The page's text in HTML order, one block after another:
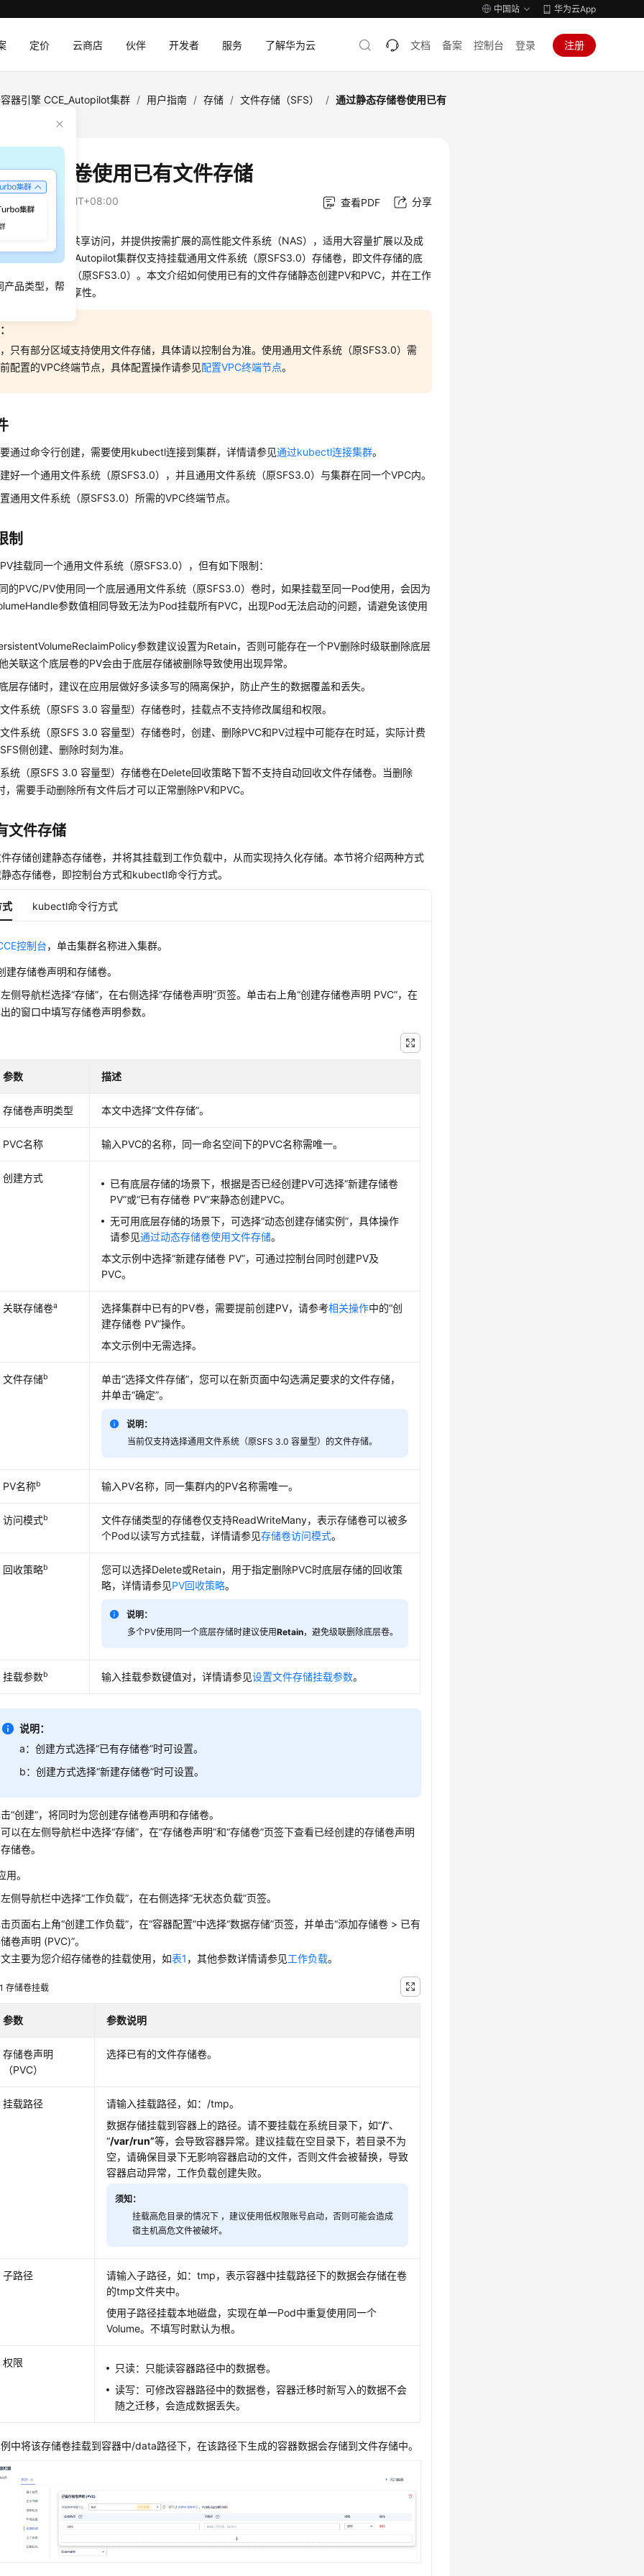
中国站 华为云App
定价 云商店 伙伴 开发者 服务 了解华为云 文档 备案 控制台 登录 注册
产品类型，帮
器引擎 CCE_Autopilot集群 / 用户指南 / 存储 / 文件存储（SFS） / 通过静态存储卷使用已有
态存储卷使用已有文件存储
2026-01-06 GMT+08:00 查看PDF 分享
）是一种可共享访问，并提供按需扩展的高性能文件系统（NAS），适用大容量扩展以及成
务场景。CCE Autopilot集群仅支持挂载通用文件系统（原SFS3.0）存储卷，即文件存储的底
通用文件系统（原SFS3.0）。本文介绍如何使用已有的文件存储静态创建PV和PVC，并在工作
据持久化与共享性。
只有部分区域支持使用文件存储，具体请以控制台为准。使用通用文件系统（原SFS3.0）需
配置的VPC终端节点，具体配置操作请参见配置VPC终端节点。
通过命令行创建，需要使用kubectl连接到集群，详情请参见通过kubectl连接集群。
好一个通用文件系统（原SFS3.0），并且通用文件系统（原SFS3.0）与集群在同一个VPC内。
通用文件系统（原SFS3.0）所需的VPC终端节点。
制
挂载同一个通用文件系统（原SFS3.0），但有如下限制：
的PVC/PV使用同一个底层通用文件系统（原SFS3.0）卷时，如果挂载至同一Pod使用，会因为
参数值相同导致无法为Pod挂载所有PVC，出现Pod无法启动的问题，请避免该使用
参数建议设置为Retain，否则可能存在一个PV删除时级联删除底层
关联这个底层卷的PV会由于底层存储被删除导致使用出现异常。
层存储时，建议在应用层做好多读多写的隔离保护，防止产生的数据覆盖和丢失。
件系统（原SFS 3.0 容量型）存储卷时，挂载点不支持修改属组和权限。
件系统（原SFS 3.0 容量型）存储卷时，创建、删除PVC和PV过程中可能存在时延，实际计费
侧创建、删除时刻为准。
统（原SFS 3.0 容量型）存储卷在Delete回收策略下暂不支持自动回收文件存储卷。当删除
，需要手动删除所有文件后才可以正常删除PV和PVC。
文件存储
存储创建静态存储卷，并将其挂载到工作负载中，从而实现持久化存储。本节将介绍两种方式
态存储卷，即控制台方式和kubectl命令行方式。
式 kubectl命令行方式
控制台，单击集群名称进入集群。
建存储卷声明和存储卷。
侧导航栏选择“存储”，在右侧选择“存储卷声明”页签。单击右上角“创建存储卷声明 PVC”，在
的窗口中填写存储卷声明参数。
参数 描述
存储卷声明类型 本文中选择“文件存储”。
PVC名称 输入PVC的名称，同一命名空间下的PVC名称需唯一。
创建方式 已有底层存储的场景下，根据是否已经创建PV可选择“新建存储卷
PV”或“已有存储卷 PV”来静态创建PVC。
无可用底层存储的场景下，可选择“动态创建存储实例”，具体操作
请参见通过动态存储卷使用文件存储。
本文示例中选择“新建存储卷 PV”，可通过控制台同时创建PV及
PVC。
关联存储卷a 选择集群中已有的PV卷，需要提前创建PV，请参考相关操作中的“创
建存储卷 PV”操作。
本文示例中无需选择。
文件存储b
单击“选择文件存储”，您可以在新页面中勾选满足要求的文件存储，
并单击“确定”。
说明：
当前仅支持选择通用文件系统（原SFS 3.0 容量型）的文件存储。
PV名称b 输入PV名称，同一集群内的PV名称需唯一。
访问模式b
文件存储类型的存储卷仅支持ReadWriteMany，表示存储卷可以被多
个Pod以读写方式挂载，详情请参见存储卷访问模式。
回收策略b
您可以选择Delete或Retain，用于指定删除PVC时底层存储的回收策
略，详情请参见PV回收策略。
说明：
多个PV使用同一个底层存储时建议使用Retain，避免级联删除底层卷。
挂载参数b 输入挂载参数键值对，详情请参见设置文件存储挂载参数。
说明：
a：创建方式选择“已有存储卷”时可设置。
b：创建方式选择“新建存储卷”时可设置。
“创建”，将同时为您创建存储卷声明和存储卷。
以在左侧导航栏中选择“存储”，在“存储卷声明”和“存储卷”页签下查看已经创建的存储卷声明
储卷。
用。
侧导航栏中选择“工作负载”，在右侧选择“无状态负载”页签。
页面右上角“创建工作负载”，在“容器配置”中选择“数据存储”页签，并单击“添加存储卷 > 已有
卷声明 (PVC)”。
主要为您介绍存储卷的挂载使用，如表1 ，其他参数详情请参见工作负载。
存储卷挂载
参数 参数说明
存储卷声明
（PVC）
选择已有的文件存储卷。
挂载路径
请输入挂载路径，如：/tmp。
数据存储挂载到容器上的路径。请不要挂载在系统目录下，如“/”、
“/var/run”等，会导致容器异常。建议挂载在空目录下，若目录不为
空，请确保目录下无影响容器启动的文件，否则文件会被替换，导致
容器启动异常，工作负载创建失败。
须知：
挂载高危目录的情况下 ，建议使用低权限账号启动，否则可能会造成
宿主机高危文件被破坏。
子路径
请输入子路径，如：tmp，表示容器中挂载路径下的数据会存储在卷
的tmp文件夹中。
使用子路径挂载本地磁盘，实现在单一Pod中重复使用同一个
Volume。不填写时默认为根。
权限
只读：只能读容器路径中的数据卷。
读写：可修改容器路径中的数据卷，容器迁移时新写入的数据不会
随之迁移，会造成数据丢失。
中将该存储卷挂载到容器中/data路径下，在该路径下生成的容器数据会存储到文件存储中。